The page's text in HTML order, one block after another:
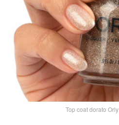
Top coat dorato